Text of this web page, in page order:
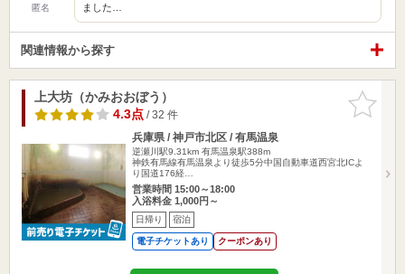
匿名
ました…
関連情報から探す
お気に入
りに追加
上大坊（かみおおぼう）
4.3点/ 32 件
兵庫県 / 神戸市北区 / 有馬温泉
逆瀬川駅9.31km 有馬温泉駅388m
神鉄有馬線有馬温泉より徒歩5分中国自動車道西宮北ICよ
り国道176経…
営業時間 15:00～18:00
入浴料金 1,000円～
日帰り 宿泊
電子チケットあり クーポンあり